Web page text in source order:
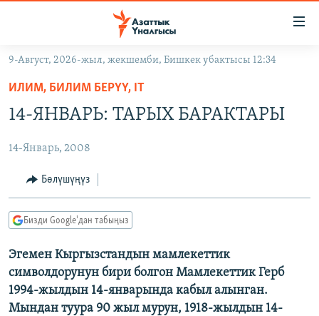
Навигацияга
өтүңүз
Издөөгө
салыңыз
САЯСАТ
ЭКОНОМИКА
ДҮЙНӨ
БОРБОР АЗИЯ
УКРАИНА
АТАЙЫН ИЛИКТӨӨ
БҮГҮН АЗАТТЫКТА
ЭКСПЕРТТЕР ТАЛДАЙТ
БИЗ ЖАНА ДҮЙНӨ
ДАНИСТЕ
ПОДКАСТ
ӨЗГӨЧӨ ПИКИР
Русский
9-Август, 2026-жыл, жекшемби, Бишкек убактысы 12:34
ИЛИМ, БИЛИМ БЕРҮҮ, IT
14-ЯНВАРЬ: ТАРЫХ БАРАКТАРЫ
14-Январь, 2008
Бөлүшүңүз
Бизди Google'дан табыңыз
Эгемен Кыргызстандын мамлекеттик
символдорунун бири болгон Мамлекеттик Герб
1994-жылдын 14-январында кабыл алынган.
Мындан туура 90 жыл мурун, 1918-жылдын 14-